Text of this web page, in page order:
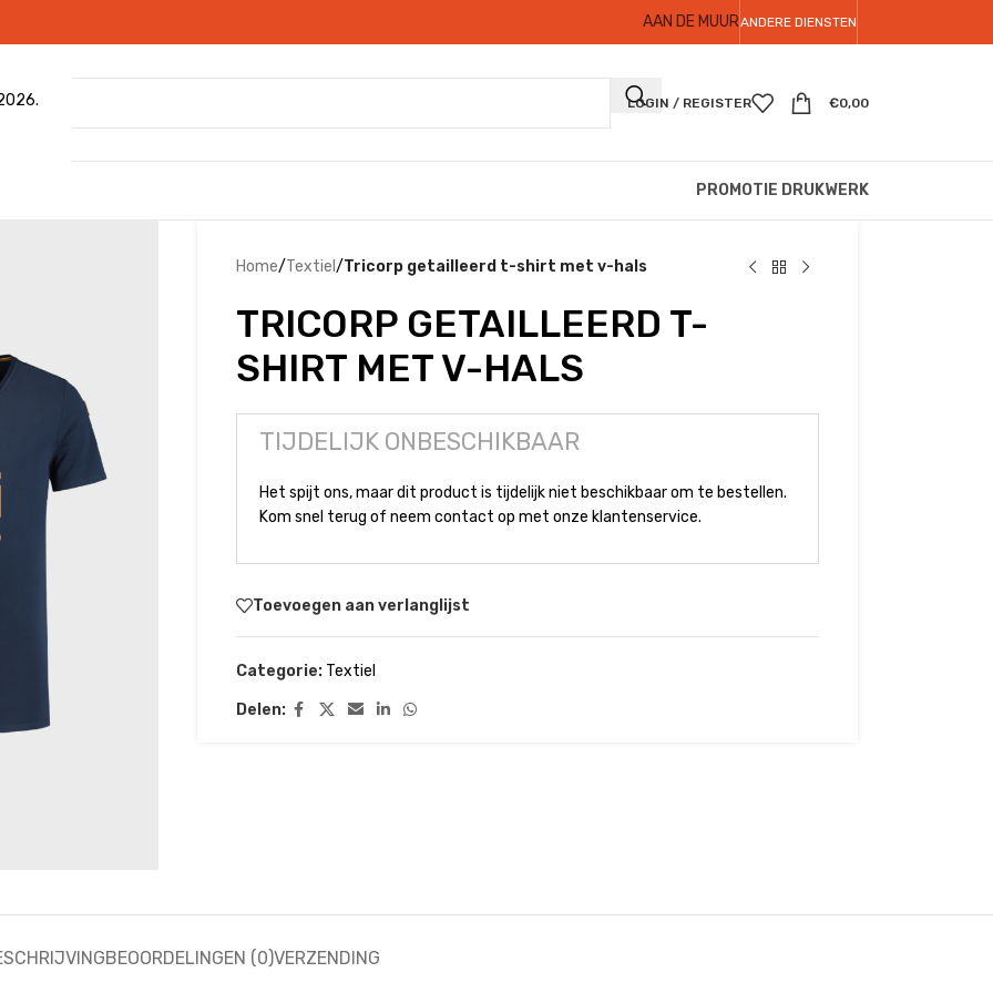
AAN DE MUURANDERE DIENSTEN
LOGIN / REGISTER €0,00
PROMOTIE DRUKWERK
Home/Textiel /Tricorp getailleerd t-shirt met v-hals
TRICORP GETAILLEERD T-
SHIRT MET V-HALS
TIJDELIJK ONBESCHIKBAAR
Het spijt ons, maar dit product is tijdelijk niet beschikbaar om te bestellen.
Kom snel terug of neem contact op met onze klantenservice.
Toevoegen aan verlanglijst
Categorie: Textiel
Delen:
BEOORDELINGEN (0)VERZENDING